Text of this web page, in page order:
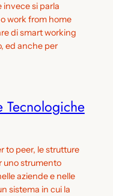
si parla
work from home
di smart working
ed anche per
Tecnologiche
to peer, le strutture
uno strumento
aziende e nelle
sistema in cui la